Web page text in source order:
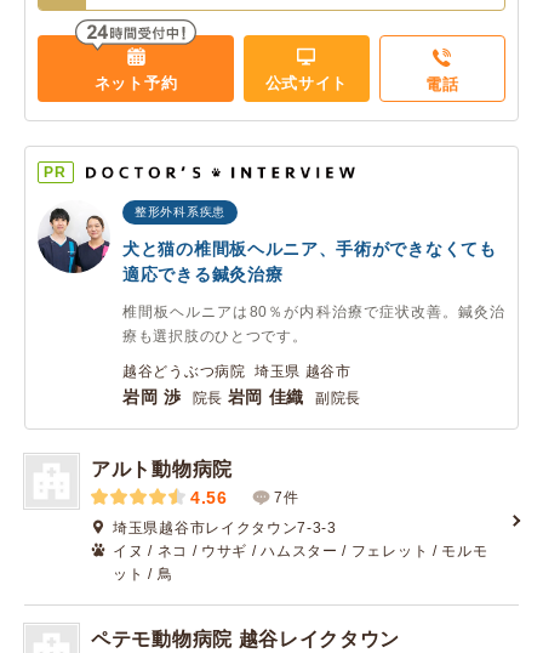
ネット予約 公式サイト 電話
PR
整形外科系疾患
犬と猫の椎間板ヘルニア、手術ができなくても
適応できる鍼灸治療
椎間板ヘルニアは80％が内科治療で症状改善。鍼灸治
療も選択肢のひとつです。
越谷どうぶつ病院 埼玉県 越谷市
岩岡 渉 院長 岩岡 佳織 副院長
アルト動物病院
4.56
7件
埼玉県越谷市レイクタウン7-3-3
イヌ / ネコ / ウサギ / ハムスター / フェレット / モルモ
ット / 鳥
ペテモ動物病院 越谷レイクタウン